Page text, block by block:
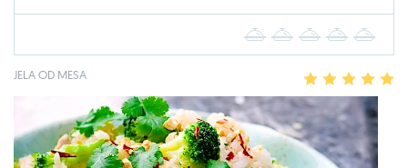
2 3 4
JELA OD MESA 2 3 4